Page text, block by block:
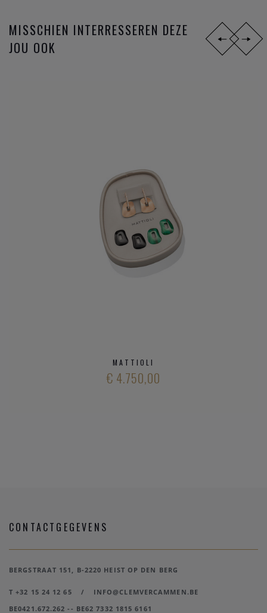
MISSCHIEN INTERRESSEREN DEZE
JOU OOK
MATTIOLI
€ 4.750,00
CONTACTGEGEVENS
BERGSTRAAT 151, B-2220 HEIST OP DEN BERG
T +32 15 24 12 65 /
INFO@CLEMVERCAMMEN.BE
BE0421.672.262 -- BE62 7332 1815 6161